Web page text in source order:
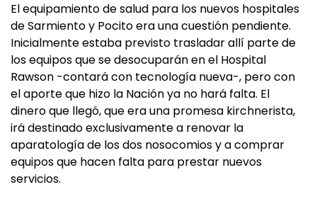
El equipamiento de salud para los nuevos hospitales
de Sarmiento y Pocito era una cuestión pendiente.
Inicialmente estaba previsto trasladar allí parte de
los equipos que se desocuparán en el Hospital
Rawson -contará con tecnología nueva-, pero con
el aporte que hizo la Nación ya no hará falta. El
dinero que llegó, que era una promesa kirchnerista,
irá destinado exclusivamente a renovar la
aparatología de los dos nosocomios y a comprar
equipos que hacen falta para prestar nuevos
servicios.